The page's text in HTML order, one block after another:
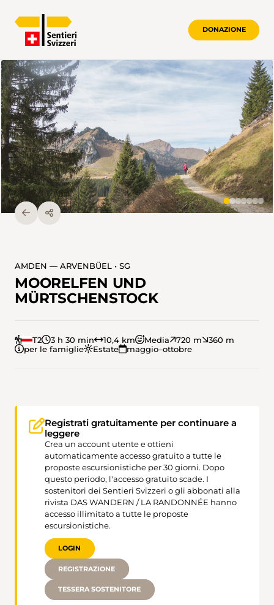
DONAZIONE
AMDEN — ARVENBÜEL • SG
MOORELFEN UND
MÜRTSCHENSTOCK
T2 3 h 30 min 10,4 km Media 720 m
360 m
per le famiglie
Estate maggio–ottobre
Registrati gratuitamente per continuare a
leggere
Crea un account utente e ottieni
automaticamente accesso gratuito a tutte le
proposte escursionistiche per 30 giorni. Dopo
questo periodo, l'accesso gratuito scade. I
sostenitori dei Sentieri Svizzeri o gli abbonati alla
rivista DAS WANDERN / LA RANDONNÉE hanno
accesso illimitato a tutte le proposte
escursionistiche.
LOGIN
REGISTRAZIONE
TESSERA SOSTENITORE